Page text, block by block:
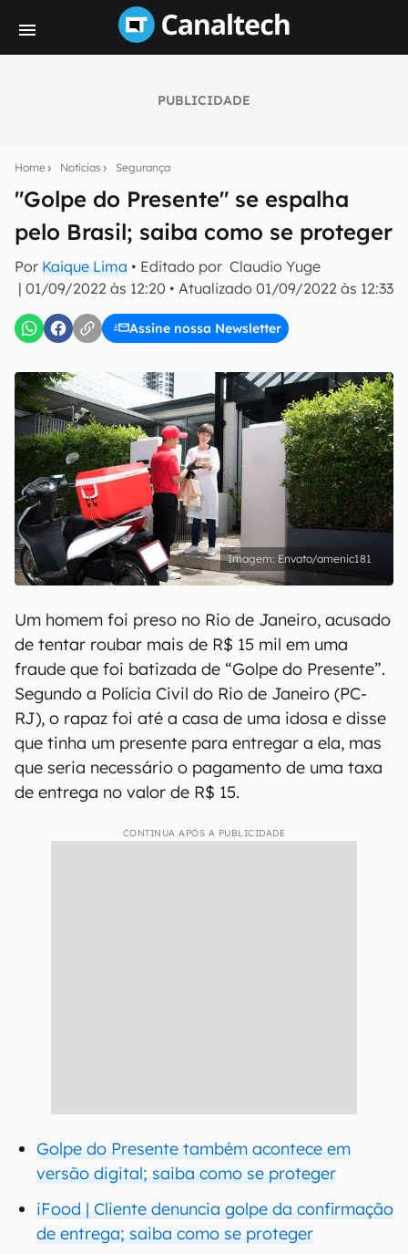
PUBLICIDADE
Home Notícias Segurança
"Golpe do Presente" se espalha
pelo Brasil; saiba como se proteger
Por Kaique Lima • Editado por Claudio Yuge
| 01/09/2022 às 12:20 • Atualizado 01/09/2022 às 12:33
Assine nossa Newsletter
notícias e reviews sobre tecnologia em primeira
mão.
E-mail
Uso e Política de Privacidade do Canaltech.
Envato/amenic181
Um homem foi preso no Rio de Janeiro, acusado
de tentar roubar mais de R$ 15 mil em uma
fraude que foi batizada de “Golpe do Presente”.
Segundo a Polícia Civil do Rio de Janeiro (PC-
RJ), o rapaz foi até a casa de uma idosa e disse
que tinha um presente para entregar a ela, mas
que seria necessário o pagamento de uma taxa
de entrega no valor de R$ 15.
CONTINUA APÓS A PUBLICIDADE
Golpe do Presente também acontece em
versão digital; saiba como se proteger
iFood | Cliente denuncia golpe da confirmação
de entrega; saiba como se proteger